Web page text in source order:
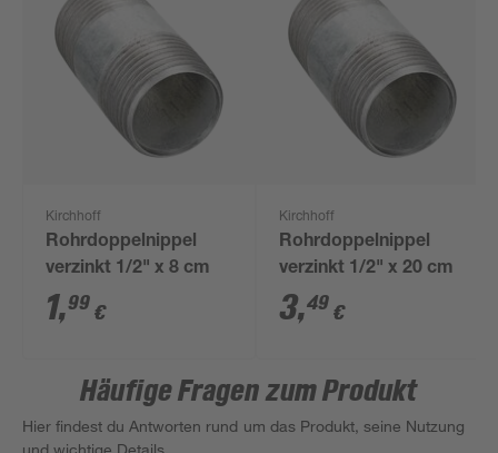
Kirchhoff
Rohrdoppelnippel
verzinkt 1/2" x 8 cm
1,99 €
Kirchhoff
Rohrdoppelnippel
verzinkt 1/2" x 20 cm
3,49 €
Häufige Fragen zum Produkt
Hier findest du Antworten rund um das Produkt, seine Nutzung
und wichtige Details.